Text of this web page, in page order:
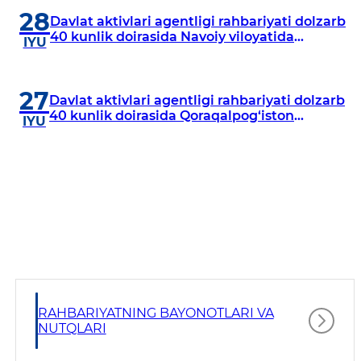
28
IYU
Davlat aktivlari agentligi rahbariyati dolzarb
40 kunlik doirasida Navoiy viloyatida
27
IYU
Davlat aktivlari agentligi rahbariyati dolzarb
40 kunlik doirasida Qoraqalpog‘iston
RAHBARIYATNING BAYONOTLARI VA
NUTQLARI